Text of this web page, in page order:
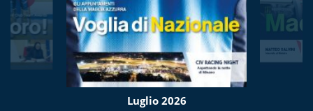
Luglio 2026